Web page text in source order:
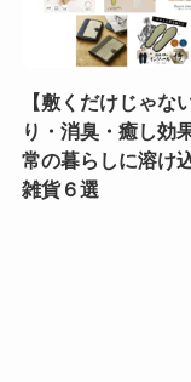
【敷くだけじゃな
り・消臭・癒し効
常の暮らしに溶け
雑貨６選